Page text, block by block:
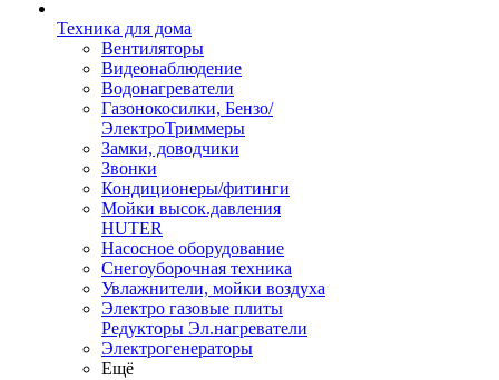
Техника для дома
Вентиляторы
Видеонаблюдение
Водонагреватели
Газонокосилки, Бензо/
ЭлектроТриммеры
Замки, доводчики
Звонки
Кондиционеры/фитинги
Мойки высок.давления
HUTER
Насосное оборудование
Снегоуборочная техника
Увлажнители, мойки воздуха
Электро газовые плиты
Редукторы Эл.нагреватели
Электрогенераторы
Ещё